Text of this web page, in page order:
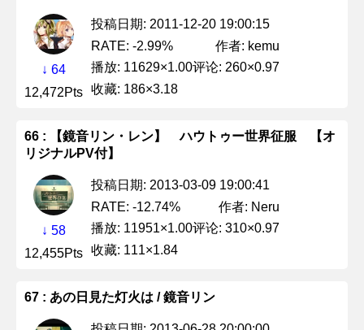
↓ 64
12,472Pts
投稿日期: 2011-12-20 19:00:15
RATE: -2.99%
作者: kemu
播放: 11629×1.00评论: 260×0.97
收藏: 186×3.18
66 : 【鏡音リン・レン】 ハウトゥー世界征服 【オ
リジナルPV付】
↓ 58
12,455Pts
投稿日期: 2013-03-09 19:00:41
RATE: -12.74%
作者: Neru
播放: 11951×1.00评论: 310×0.97
收藏: 111×1.84
67 : あの日見た灯火は / 鏡音リン